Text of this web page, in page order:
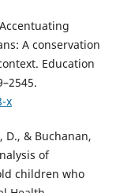
A conservation
Education
x
D., & Buchanan,
of
children who